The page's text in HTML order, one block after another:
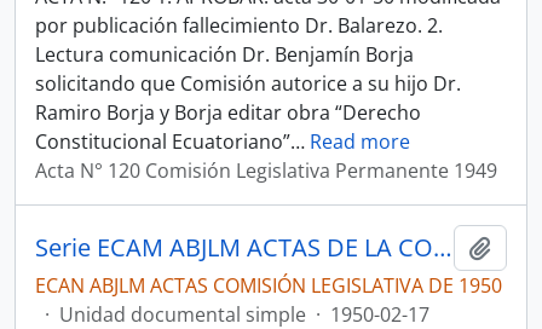
por publicación fallecimiento Dr. Balarezo. 2.
Lectura comunicación Dr. Benjamín Borja
solicitando que Comisión autorice a su hijo Dr.
Ramiro Borja y Borja editar obra “Derecho
Constitucional Ecuatoriano”… Read more
Acta N° 120 Comisión Legislativa Permanente 1949
Serie ECAM ABJLM ACTAS DE LA COMISIÓN LEGISLATIVA PERMANENTE 1950
ECAN ABJLM ACTAS COMISIÓN LEGISLATIVA DE 1950
· Unidad documental simple · 1950-02-17